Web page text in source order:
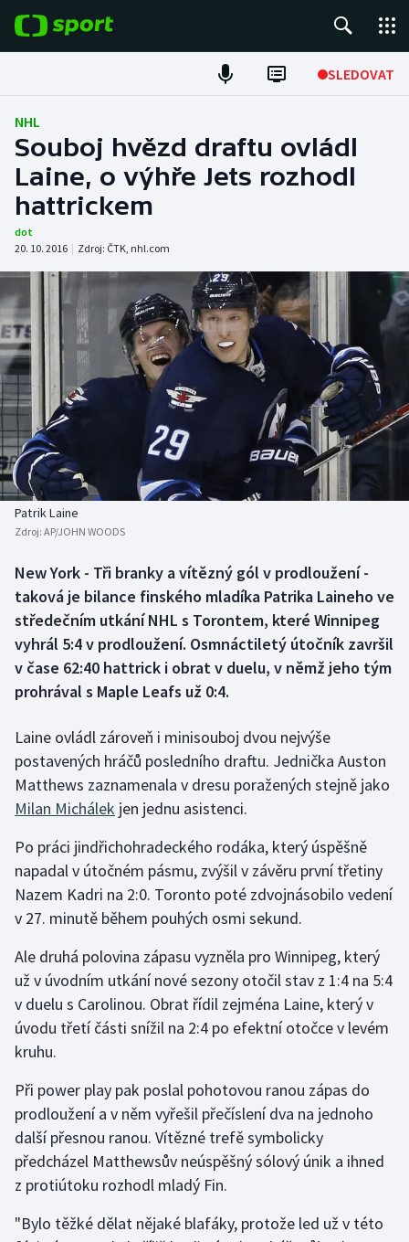
SLEDOVAT
Fotbal
Hokej
Tenis
Atletika
Cyklistika
DALŠÍ SPORTY
Americký fotbal
Baseball a softbal
Basketbal
Biatlon
Box
Curling
Dostihy
Florbal
Golf
Gymnastika
Házená
Jezdectví
Krasobruslení
Lyže a snowboard
Moderní pětiboj
Motorsport
NEPŘEHLÉDNĚTE
Soutěže
Historické návraty
Aplikace ČT sport
NHL
Souboj hvězd draftu ovládl
Laine, o výhře Jets rozhodl
hattrickem
dot
20. 10. 2016 | Zdroj: ČTK, nhl.com
Patrik Laine
Zdroj: AP/JOHN WOODS
New York - Tři branky a vítězný gól v prodloužení -
taková je bilance finského mladíka Patrika Laineho ve
středečním utkání NHL s Torontem, které Winnipeg
vyhrál 5:4 v prodloužení. Osmnáctiletý útočník završil
v čase 62:40 hattrick i obrat v duelu, v němž jeho tým
prohrával s Maple Leafs už 0:4.
Laine ovládl zároveň i minisouboj dvou nejvýše
postavených hráčů posledního draftu. Jednička Auston
Matthews zaznamenala v dresu poražených stejně jako
Milan Michálek jen jednu asistenci.
Po práci jindřichohradeckého rodáka, který úspěšně
napadal v útočném pásmu, zvýšil v závěru první třetiny
Nazem Kadri na 2:0. Toronto poté zdvojnásobilo vedení
v 27. minutě během pouhých osmi sekund.
Ale druhá polovina zápasu vyzněla pro Winnipeg, který
už v úvodním utkání nové sezony otočil stav z 1:4 na 5:4
v duelu s Carolinou. Obrat řídil zejména Laine, který v
úvodu třetí části snížil na 2:4 po efektní otočce v levém
kruhu.
Při power play pak poslal pohotovou ranou zápas do
prodloužení a v něm vyřešil přečíslení dva na jednoho
další přesnou ranou. Vítězné trefě symbolicky
předcházel Matthewsův neúspěšný sólový únik a ihned
z protiútoku rozhodl mladý Fin.
"Bylo těžké dělat nějaké blafáky, protože led už v této